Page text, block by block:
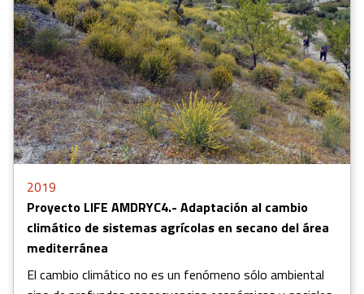
2019
Proyecto LIFE AMDRYC4.- Adaptación al cambio
climático de sistemas agrícolas en secano del área
mediterránea
El cambio climático no es un fenómeno sólo ambiental